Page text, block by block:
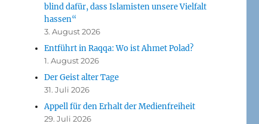
blind dafür, dass Islamisten unsere Vielfalt
hassen“
3. August 2026
Entführt in Raqqa: Wo ist Ahmet Polad?
1. August 2026
Der Geist alter Tage
31. Juli 2026
Appell für den Erhalt der Medienfreiheit
29. Juli 2026